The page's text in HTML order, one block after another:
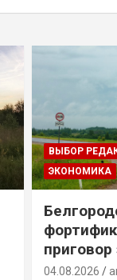
ВЫБОР
ЭКОНОМИКА
04.08.2026